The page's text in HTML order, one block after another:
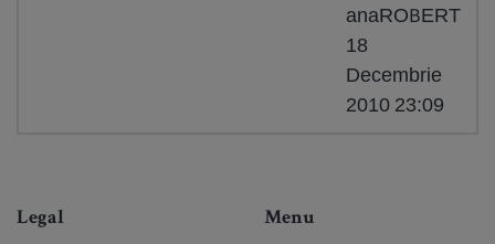
anaROBERT
18
Decembrie
2010 23:09
Legal Menu